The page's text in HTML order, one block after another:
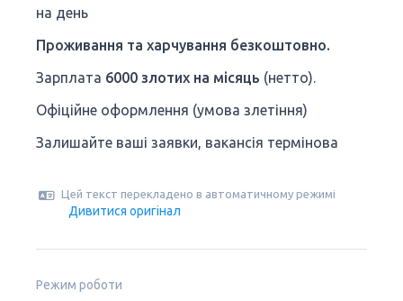
на день
Проживання та харчування безкоштовно.
Зарплата 6000 злотих на місяць (нетто).
Офіційне оформлення (умова злетіння)
Залишайте ваші заявки, вакансія термінова
Цей текст перекладено в автоматичному режимі
Дивитися оригінал
Режим роботи